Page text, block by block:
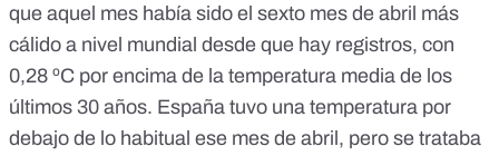
que aquel mes había sido el sexto mes de abril más
cálido a nivel mundial desde que hay registros, con
0,28 ºC por encima de la temperatura media de los
últimos 30 años. España tuvo una temperatura por
debajo de lo habitual ese mes de abril, pero se trataba